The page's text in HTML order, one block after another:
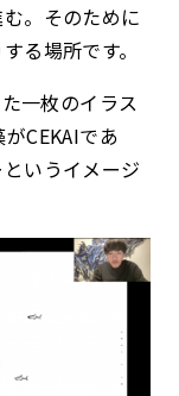
。そのために
る場所です。
一枚のイラス
CEKAIであ
いうイメージ